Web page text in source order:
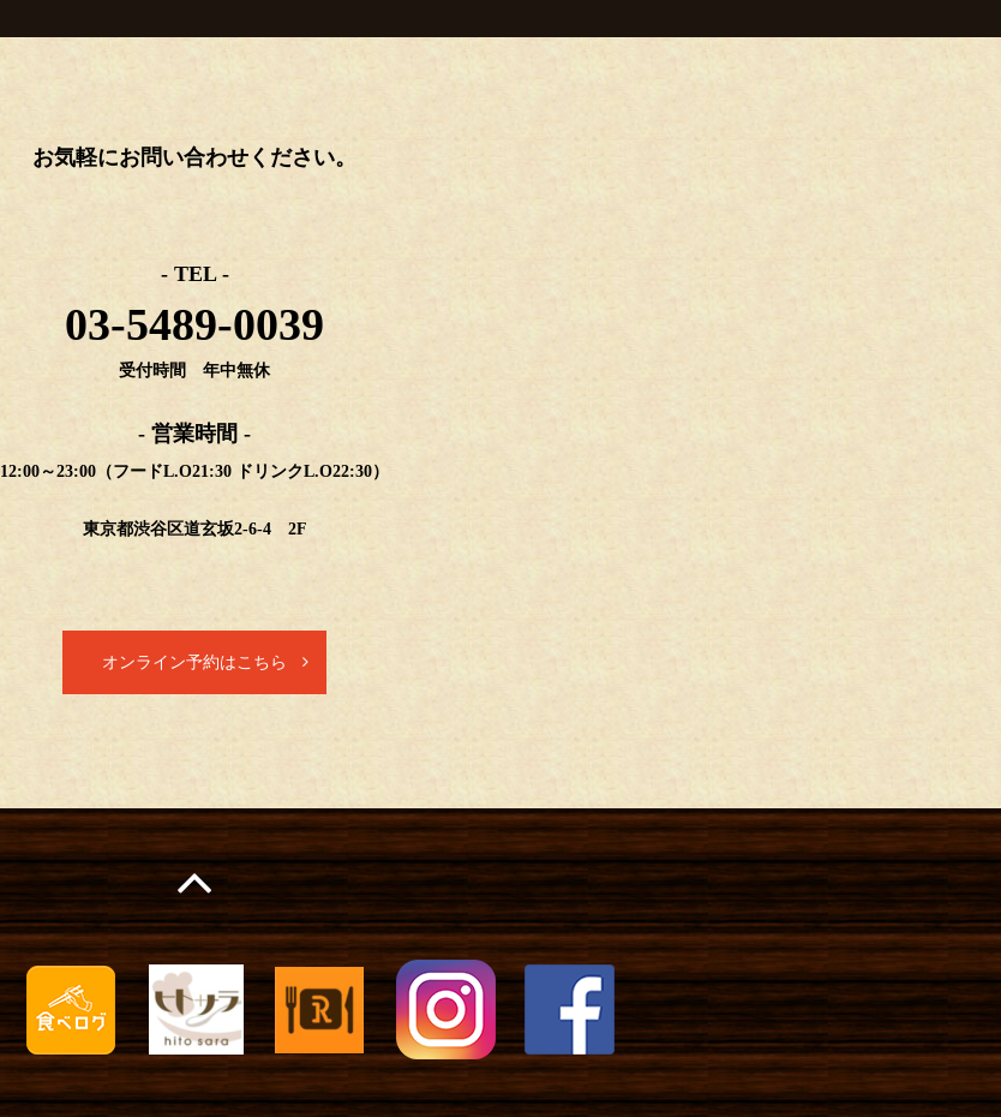
お気軽にお問い合わせください。
- TEL -
03-5489-0039
受付時間 年中無休
- 営業時間 -
12:00～23:00（フードL.O21:30 ドリンクL.O22:30）
東京都渋谷区道玄坂2-6-4 2F
オンライン予約はこちら